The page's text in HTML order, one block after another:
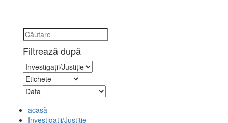
Filtrează după
acasă
Investigaţii/Justiţie